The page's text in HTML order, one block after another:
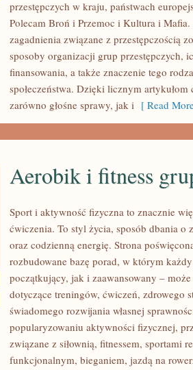
NARKOTYKOWE
przestępczych w kraju, państwach
Polecam Broń i Przemoc i Kultura i
zagadnienia związane z przestępczością
sposoby organizacji grup przestępczych,
finansowania, a także znaczenie tego
społeczeństwa. Dzięki licznym
zarówno głośne sprawy, jak i [ Read
AEROBIK
FITNESS
GRUPOWY
Aerobik i fitness
Sport i aktywność fizyczna to znacznie
ćwiczenia. To styl życia, sposób dbania o
oraz codzienną energię. Strona
rozbudowane bazę porad, w którym
początkujący, jak i zaawansowany –
dotyczące treningów, ćwiczeń, zdrowego
świadomego rozwijania własnej
popularyzowaniu aktywności fizycznej,
związane z siłownią, fitnessem, sportami
funkcjonalnym, bieganiem, jazdą na